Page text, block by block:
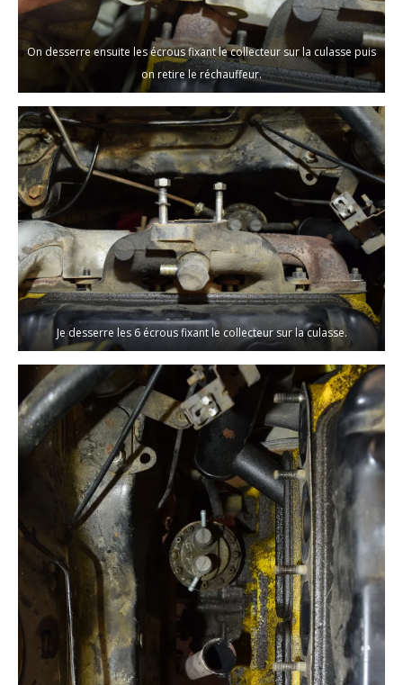
On desserre ensuite les écrous fixant le collecteur sur la culasse puis
on retire le réchauffeur.
Je desserre les 6 écrous fixant le collecteur sur la culasse.